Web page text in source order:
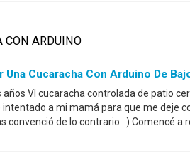
CON ARDUINO
Una Cucaracha Con Arduino De
años VI cucaracha controlada de patio
intentado a mi mamá para que me deje
convenció de lo contrario. :) Comencé a